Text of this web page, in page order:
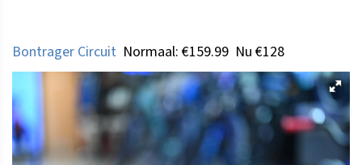
Bontrager Circuit Normaal: €159.99 Nu €128